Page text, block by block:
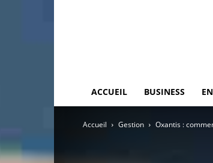
ACCUEIL BUSINESS
Accueil Gestion Oxantis :